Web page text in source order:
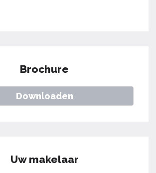
Brochure
Downloaden
Uw makelaar